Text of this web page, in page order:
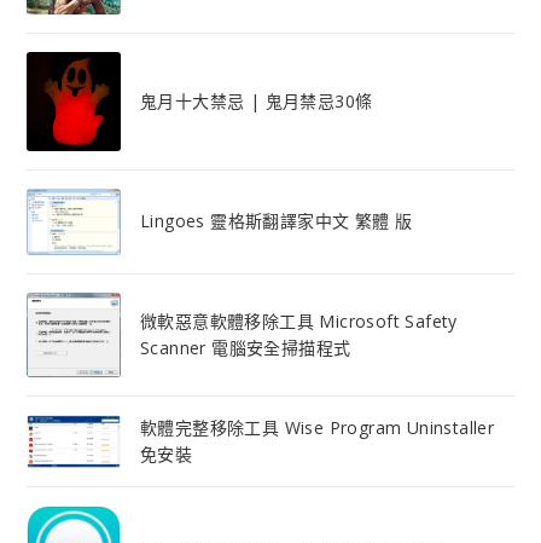
鬼月十大禁忌 | 鬼月禁忌30條
Lingoes 靈格斯翻譯家中文 繁體 版
微軟惡意軟體移除工具 Microsoft Safety
Scanner 電腦安全掃描程式
軟體完整移除工具 Wise Program Uninstaller
免安裝